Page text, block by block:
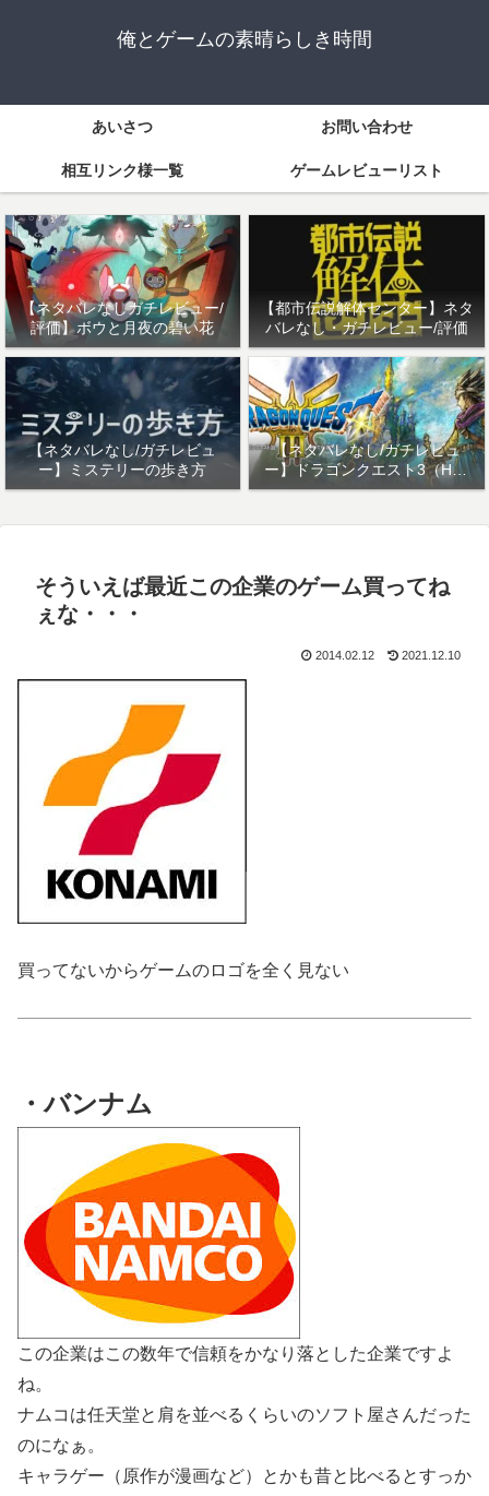
俺とゲームの素晴らしき時間
あいさつ お問い合わせ
相互リンク様一覧 ゲームレビューリスト
【ネタバレなしガチレビュー/
評価】ボウと月夜の碧い花
【都市伝説解体センター】ネタ
バレなし・ガチレビュー/評価
【ネタバレなし/ガチレビュ
ー】ミステリーの歩き方
【ネタバレなし/ガチレビュ
ー】ドラゴンクエスト3（HD-
2Dリメイク）
そういえば最近この企業のゲーム買ってね
ぇな・・・
2014.02.12 2021.12.10
買ってないからゲームのロゴを全く見ない
・バンナム
この企業はこの数年で信頼をかなり落とした企業ですよ
ね。
ナムコは任天堂と肩を並べるくらいのソフト屋さんだった
のになぁ。
キャラゲー（原作が漫画など）とかも昔と比べるとすっか